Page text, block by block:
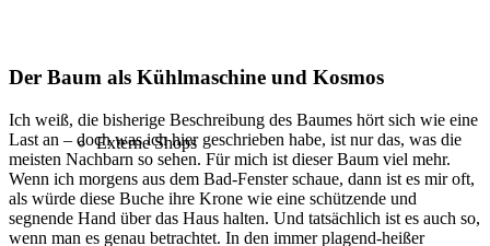
Externe Shops
Der Baum als Kühlmaschine und Kosmos
Ich weiß, die bisherige Beschreibung des Baumes hört sich wie eine
Last an – doch was ich hier geschrieben habe, ist nur das, was die
meisten Nachbarn so sehen. Für mich ist dieser Baum viel mehr.
Wenn ich morgens aus dem Bad-Fenster schaue, dann ist es mir oft,
als würde diese Buche ihre Krone wie eine schützende und
segnende Hand über das Haus halten. Und tatsächlich ist es auch so,
wenn man es genau betrachtet. In den immer plagend-heißer